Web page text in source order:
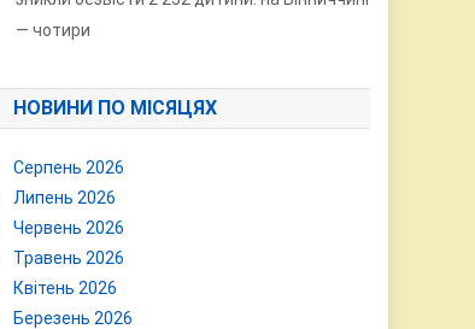
— чотири
НОВИНИ ПО МІСЯЦЯХ
Серпень 2026
Липень 2026
Червень 2026
Травень 2026
Квітень 2026
Березень 2026